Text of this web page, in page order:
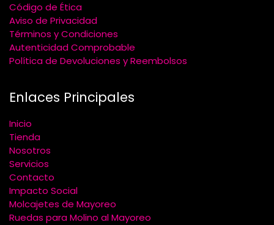
Código de Ética
Aviso de Privacidad
Términos y Condiciones
Autenticidad Comprobable
Política de Devoluciones y Reembolsos
Enlaces Principales
Inicio
Tienda
Nosotros
Servicios
Contacto
Impacto Social
Molcajetes de Mayoreo
Ruedas para Molino al Mayoreo